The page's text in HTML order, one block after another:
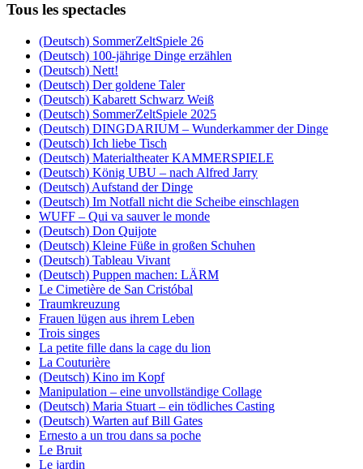
Tous les spectacles
(Deutsch) SommerZeltSpiele 26
(Deutsch) 100-jährige Dinge erzählen
(Deutsch) Nett!
(Deutsch) Der goldene Taler
(Deutsch) Kabarett Schwarz Weiß
(Deutsch) SommerZeltSpiele 2025
(Deutsch) DINGDARIUM – Wunderkammer der Dinge
(Deutsch) Ich liebe Tisch
(Deutsch) Materialtheater KAMMERSPIELE
(Deutsch) König UBU – nach Alfred Jarry
(Deutsch) Aufstand der Dinge
(Deutsch) Im Notfall nicht die Scheibe einschlagen
WUFF – Qui va sauver le monde
(Deutsch) Don Quijote
(Deutsch) Kleine Füße in großen Schuhen
(Deutsch) Tableau Vivant
(Deutsch) Puppen machen: LÄRM
Le Cimetière de San Cristóbal
Traumkreuzung
Frauen lügen aus ihrem Leben
Trois singes
La petite fille dans la cage du lion
La Couturière
(Deutsch) Kino im Kopf
Manipulation – eine unvollständige Collage
(Deutsch) Maria Stuart – ein tödliches Casting
(Deutsch) Warten auf Bill Gates
Ernesto a un trou dans sa poche
Le Bruit
Le jardin